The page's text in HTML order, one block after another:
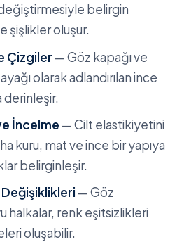
belirgin
şişlikler oluşur.
Çizgiler — Göz kapağı ve
olarak adlandırılan ince
derinleşir.
İncelme — Cilt elastikiyetini
kuru, mat ve ince bir yapıya
belirginleşir.
— Göz
halkalar, renk eşitsizlikleri
oluşabilir.